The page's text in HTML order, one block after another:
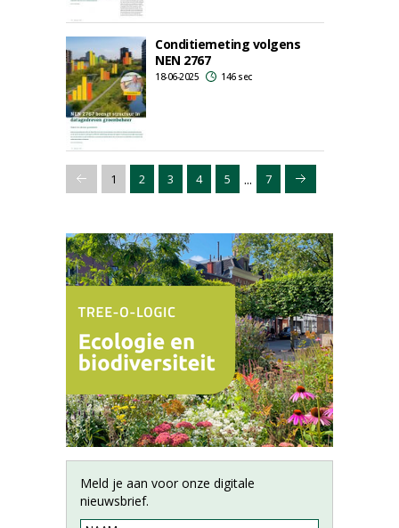
Conditiemeting volgens
NEN 2767
18-06-2025 146 sec
1 2 3 4 5 ... 7
Meld je aan voor onze digitale
nieuwsbrief.